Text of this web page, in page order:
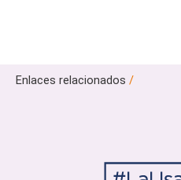
Enlaces relacionados /